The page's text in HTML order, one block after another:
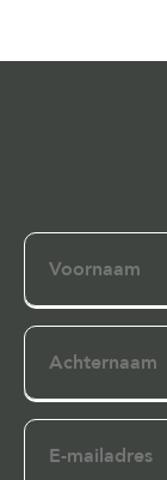
Voornaam
Achternaam
E-
mailadres